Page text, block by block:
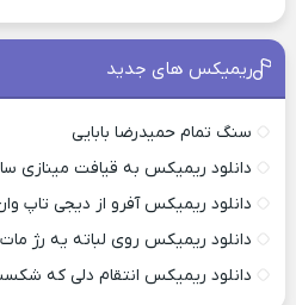
ریمیکس های جدید
سنگ تمام حمیدرضا بابایی
دانلود ریمیکس به قیافت مینازی
دانلود ریمیکس آفرو از ديجی تاپ
دانلود ریمیکس روی لباته یه رژ
دانلود ریمیکس انتقام دلی که